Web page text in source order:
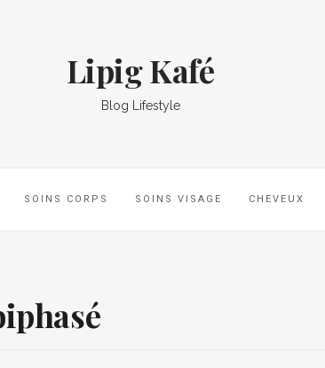
Lipig Kafé
Blog Lifestyle
SOINS CORPS SOINS VISAGE CHEVEUX